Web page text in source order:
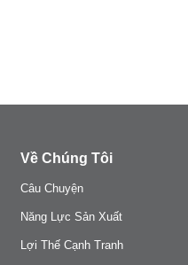
Về Chúng Tôi
Câu Chuyện
Năng Lực Sản Xuất
Lợi Thế Cạnh Tranh